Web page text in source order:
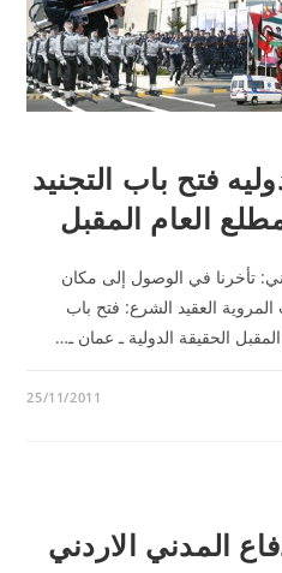
فتح باب التجنيد
العام المقبل
تأخرنا في الوصول إلى مكان
العقيد الشرع: فتح باب
الحقيقة الدولية ـ عمان ـ…
25/11/2011
المدني الاردني